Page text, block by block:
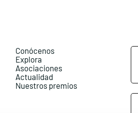
Conócenos
Explora
Asociaciones
Actualidad
Nuestros premios